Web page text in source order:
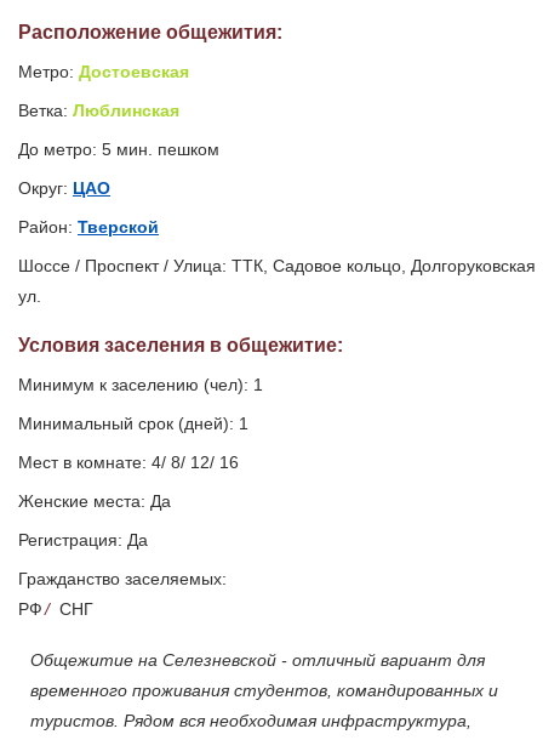
Расположение общежития:
Метро: Достоевская
Ветка: Люблинская
До метро: 5 мин. пешком
Округ: ЦАО
Район: Тверской
Шоссе / Проспект / Улица: ТТК, Садовое кольцо, Долгоруковская
ул.
Условия заселения в общежитие:
Минимум к заселению (чел): 1
Минимальный срок (дней): 1
Мест в комнате: 4/ 8/ 12/ 16
Женские места: Да
Регистрация: Да
Гражданство заселяемых:
РФ/ СНГ
Общежитие на Селезневской - отличный вариант для
временного проживания студентов, командированных и
туристов. Рядом вся необходимая инфраструктура,